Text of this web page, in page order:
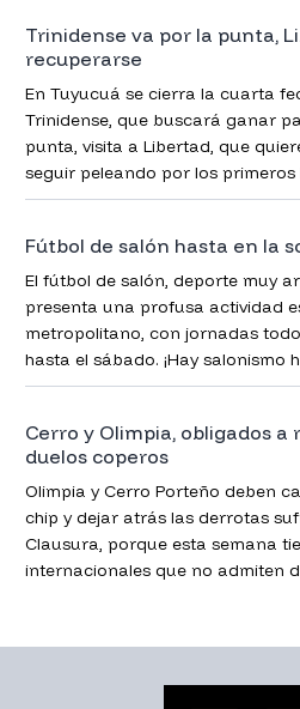
Trinidense va por la punta,
recuperarse
En Tuyucuá se cierra la cuarta
Trinidense, que buscará ganar
punta, visita a Libertad, que
seguir peleando por los primeros
Fútbol de salón hasta en la
El fútbol de salón, deporte muy
presenta una profusa actividad
metropolitano, con jornadas
hasta el sábado. ¡Hay salonismo
Cerro y Olimpia, obligados
duelos coperos
Olimpia y Cerro Porteño deben
chip y dejar atrás las derrotas
Clausura, porque esta semana
internacionales que no admiten